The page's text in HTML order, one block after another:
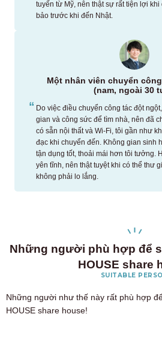
tuyến từ Mỹ, nên thật sự rất tiện lợi
bảo trước khi đến Nhật.
Một nhân viên chuyển
(nam, ngoài 30
Do việc điều chuyển công tác đột
gian và công sức để tìm nhà, nên đã
có sẵn nội thất và Wi-Fi, tôi gần như
đạc khi chuyển đến. Không gian sinh
tận dụng tốt, thoải mái hơn tôi tưởng.
yên tĩnh, nên thật tuyệt khi có thể thư
không phải lo lắng.
Những người phù hợp để
HOUSE share
SUITABLE
Những người như thế này rất phù hợp
HOUSE share house!